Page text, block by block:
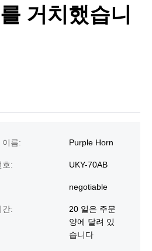
거치했습니
이름: Purple Horn
호: UKY-70AB
negotiable
간:
20 일은 주문
양에 달려 있
습니다